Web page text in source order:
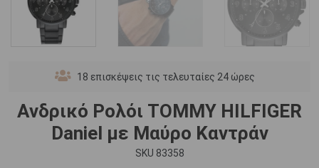
18 επισκέψεις τις τελευταίες 24 ώρες
Ανδρικό Ρολόι TOMMY HILFIGER
Daniel με Μαύρο Καντράν
SKU 83358